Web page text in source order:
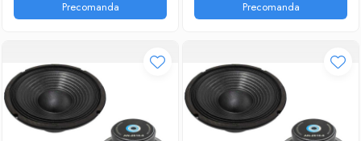
Ventilatoare
Precomanda Precomanda